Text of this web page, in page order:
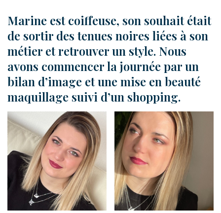
Marine est coiffeuse, son souhait était
de sortir des tenues noires liées à son
métier et retrouver un style. Nous
avons commencer la journée par un
bilan d’image et une mise en beauté
maquillage suivi d’un shopping.